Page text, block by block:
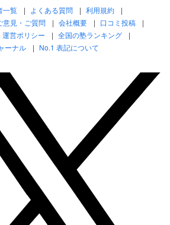
一覧 よくある質問
利用規約
意見・ご質問 会社概要
口コミ投稿
運営ポリシー
全国の塾ランキング
ーナル
No.1 表記について